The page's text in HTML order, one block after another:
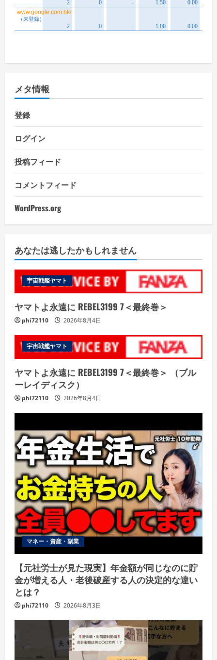
メタ情報
登録
ログイン
投稿フィード
コメントフィード
WordPress.org
あなたは逃したかもしれません
宇宙戦艦ヤマト
ヤマトよ永遠に REBEL3199 7＜最終巻＞
phi72110 2026年8月4日
宇宙戦艦ヤマト
ヤマトよ永遠に REBEL3199 7＜最終巻＞ （ブル
ーレイディスク）
phi72110 2026年8月4日
マネー・資産・副業
【元社労士が見た現実】年金額が同じなのに貯
金が増える人・老後破産する人の決定的な違い
とは？
phi72110 2026年8月3日